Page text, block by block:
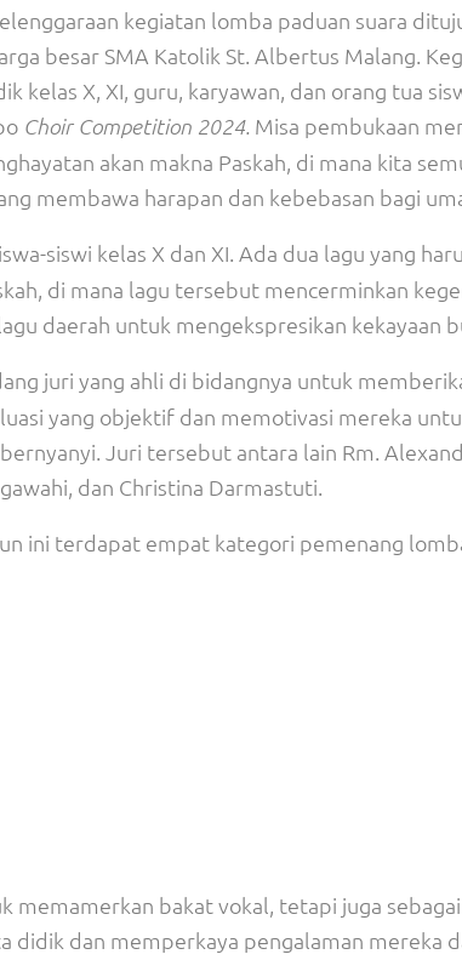
kegiatan lomba paduan suara
besar SMA Katolik St. Albertus Malang.
kelas X, XI, guru, karyawan, dan orang tua
Choir Competition 2024. Misa pembukaan
akan makna Paskah, di mana kita
membawa harapan dan kebebasan bagi
siswi kelas X dan XI. Ada dua lagu yang
di mana lagu tersebut mencerminkan
daerah untuk mengekspresikan kekayaan
juri yang ahli di bidangnya untuk
yang objektif dan memotivasi mereka
Juri tersebut antara lain Rm.
dan Christina Darmastuti.
ini terdapat empat kategori pemenang
memamerkan bakat vokal, tetapi juga
didik dan memperkaya pengalaman mereka